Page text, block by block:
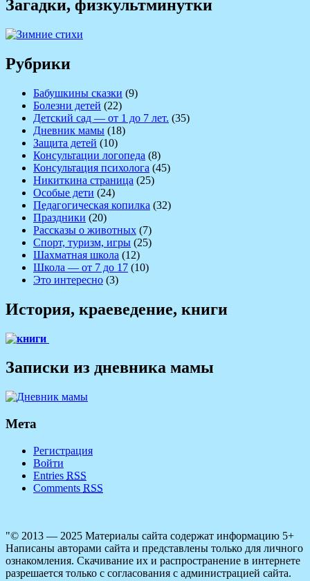
Загадки, физкультминутки
Рубрики
Бабушкины сказки (9)
Болезни детей (22)
Детский сад — от 1 до 7 лет. (35)
Дневник мамы (18)
Защита детей (10)
Консультации логопеда (8)
Консультация психолога (45)
Никиткина страница (25)
Особые дети (24)
Педагогическая копилка (32)
Праздники (20)
Рассказы о животных (7)
Спорт, туризм, игры (25)
Шахматная школа (12)
Школа — от 7 до 17 (10)
Это интересно (3)
История, краеведение, книги
Записки из дневника мамы
Мета
Регистрация
Войти
Entries RSS
Comments RSS
"© 2013 — 2025 Материалы сайта содержат информацию 5+
Написаны авторами сайта и представлены только для личного
ознакомления. Скачивание их и распространение в интернете
разрешается только с согласования с администрацией сайта.